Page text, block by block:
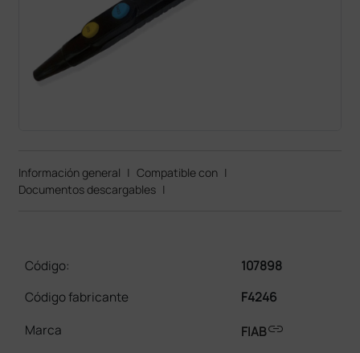
Información general | Compatible con |
Documentos descargables |
Código:
107898
Código fabricante
F4246
Marca
FIABlink